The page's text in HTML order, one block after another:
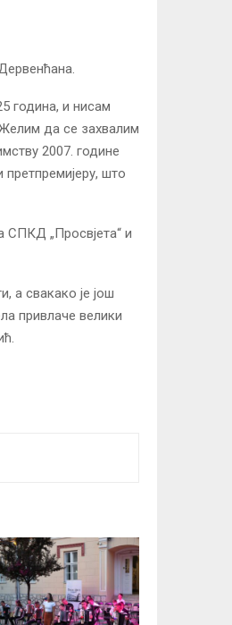
година, и нисам
да се захвалим
2007. године
што
СПКД „Просвјета“ и
а свакако је још
привлаче велики